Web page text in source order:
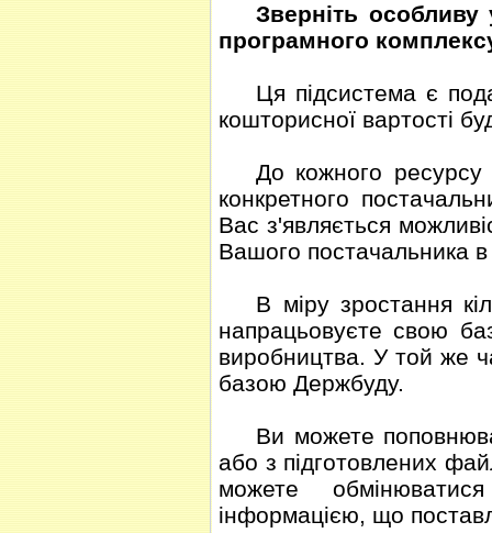
Зверніть особливу
програмного
Ця підсистема є
кошторисної вартості
До кожного
конкретного
Вас з'являється
Вашого постачальника
В міру зростання
напрацьовуєте свою
виробництва. У той же
базою Держбуду.
Ви можете
або з підготовлених
можете
інформацією, що